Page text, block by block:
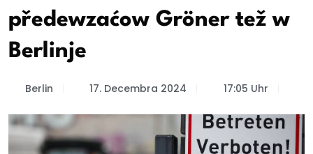
předewzaćow Gröner tež w
Berlinje
Berlin 17. Decembra 2024 17:05 Uhr